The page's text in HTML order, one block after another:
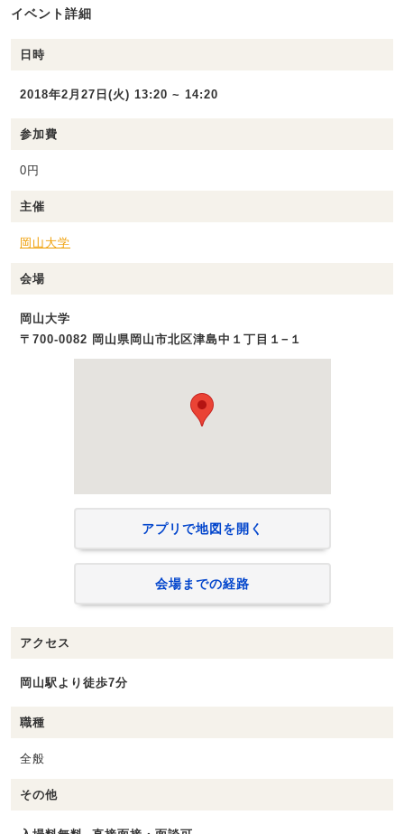
イベント詳細
日時
2018年2月27日(火) 13:20 ~ 14:20
参加費
0円
主催
岡山大学
会場
岡山大学
〒700-0082 岡山県岡山市北区津島中１丁目１−１
アプリで地図を開く
会場までの経路
アクセス
岡山駅より徒歩7分
職種
全般
その他